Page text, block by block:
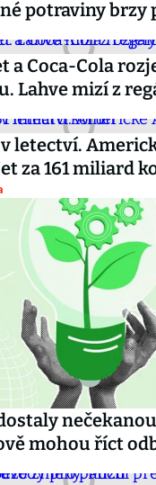
potraviny brzy
a Coca-Cola
Lahve mizí z
letectví.
za 161 miliard
mohou říct